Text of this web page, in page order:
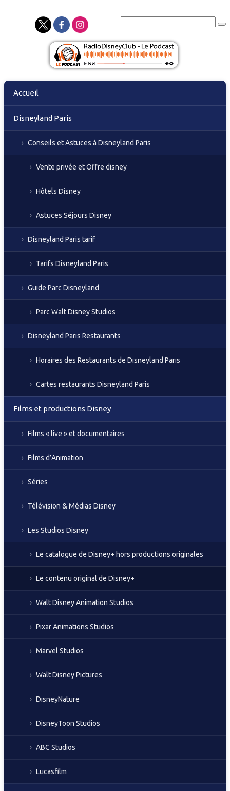
Skip
Accueil
Disneyland Paris
Conseils et Astuces à Disneyland Paris
Vente privée et Offre disney
Hôtels Disney
Astuces Séjours Disney
Disneyland Paris tarif
Tarifs Disneyland Paris
Guide Parc Disneyland
Parc Walt Disney Studios
Disneyland Paris Restaurants
Horaires des Restaurants de Disneyland Paris
Cartes restaurants Disneyland Paris
Films et productions Disney
Films « live » et documentaires
Films d’Animation
Séries
Télévision & Médias Disney
Les Studios Disney
Le catalogue de Disney+ hors productions originales
Le contenu original de Disney+
Walt Disney Animation Studios
Pixar Animations Studios
Marvel Studios
Walt Disney Pictures
DisneyNature
DisneyToon Studios
ABC Studios
Lucasfilm